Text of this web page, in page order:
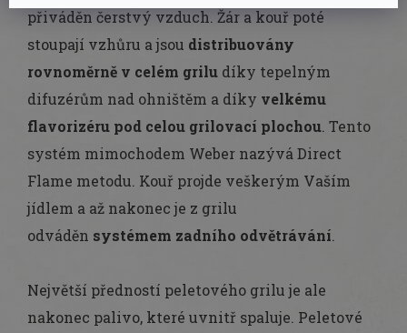
přiváděn čerstvý vzduch. Žár a kouř poté
stoupají vzhůru a jsou distribuovány
rovnoměrně v celém grilu díky tepelným
difuzérům nad ohništěm a díky velkému
flavorizéru pod celou grilovací plochou. Tento
systém mimochodem Weber nazývá Direct
Flame metodu. Kouř projde veškerým Vaším
jídlem a až nakonec je z grilu
odváděn systémem zadního odvětrávání.
Největší předností peletového grilu je ale
nakonec palivo, které uvnitř spaluje. Peletové